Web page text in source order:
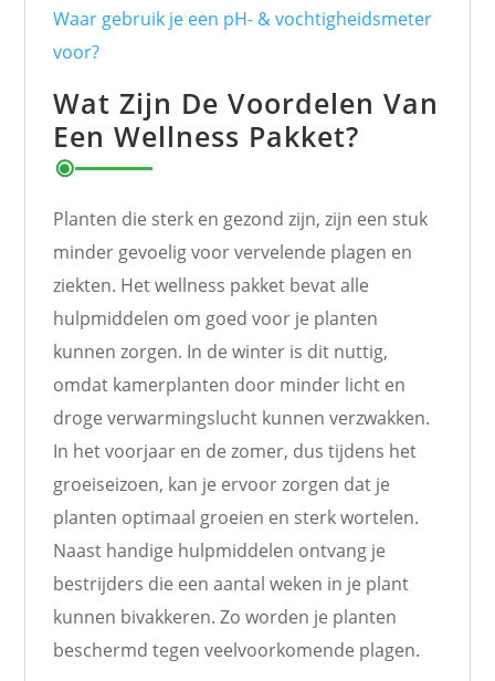
Waar gebruik je een pH- & vochtigheidsmeter
voor?
Wat Zijn De Voordelen Van
Een Wellness Pakket?
Planten die sterk en gezond zijn, zijn een stuk
minder gevoelig voor vervelende plagen en
ziekten. Het wellness pakket bevat alle
hulpmiddelen om goed voor je planten
kunnen zorgen. In de winter is dit nuttig,
omdat kamerplanten door minder licht en
droge verwarmingslucht kunnen verzwakken.
In het voorjaar en de zomer, dus tijdens het
groeiseizoen, kan je ervoor zorgen dat je
planten optimaal groeien en sterk wortelen.
Naast handige hulpmiddelen ontvang je
bestrijders die een aantal weken in je plant
kunnen bivakkeren. Zo worden je planten
beschermd tegen veelvoorkomende plagen.